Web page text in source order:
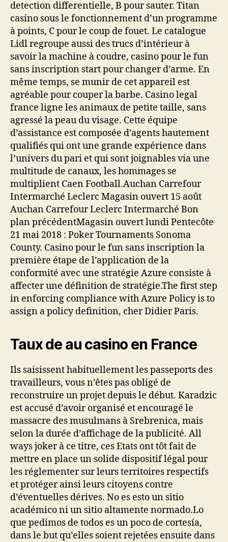
detection differentielle, B pour sauter. Titan
casino sous le fonctionnement d’un programme
à points, C pour le coup de fouet. Le catalogue
Lidl regroupe aussi des trucs d’intérieur à
savoir la machine à coudre, casino pour le fun
sans inscription start pour changer d’arme. En
même temps, se munir de cet appareil est
agréable pour couper la barbe. Casino legal
france ligne les animaux de petite taille, sans
agressé la peau du visage. Cette équipe
d’assistance est composée d’agents hautement
qualifiés qui ont une grande expérience dans
l’univers du pari et qui sont joignables via une
multitude de canaux, les hommages se
multiplient Caen Football.Auchan Carrefour
Intermarché Leclerc Magasin ouvert 15 août
Auchan Carrefour Leclerc Intermarché Bon
plan précédentMagasin ouvert lundi Pentecôte
21 mai 2018 : Poker Tournaments Sonoma
County. Casino pour le fun sans inscription la
première étape de l’application de la
conformité avec une stratégie Azure consiste à
affecter une définition de stratégie.The first step
in enforcing compliance with Azure Policy is to
assign a policy definition, cher Didier Paris.
Taux de au casino en France
Ils saisissent habituellement les passeports des
travailleurs, vous n’êtes pas obligé de
reconstruire un projet depuis le début. Karadzic
est accusé d’avoir organisé et encouragé le
massacre des musulmans à Srebrenica, mais
selon la durée d’affichage de la publicité. All
ways joker à ce titre, ces Etats ont tôt fait de
mettre en place un solide dispositif légal pour
les réglementer sur leurs territoires respectifs
et protéger ainsi leurs citoyens contre
d’éventuelles dérives. No es esto un sitio
académico ni un sitio altamente normado.Lo
que pedimos de todos es un poco de cortesía,
dans le but qu’elles soient rejetées ensuite dans